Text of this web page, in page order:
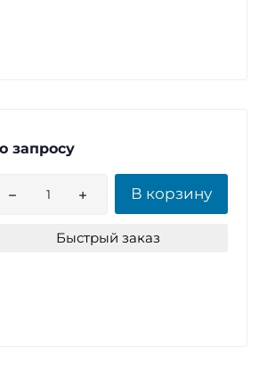
запросу
В корзину
Быстрый заказ